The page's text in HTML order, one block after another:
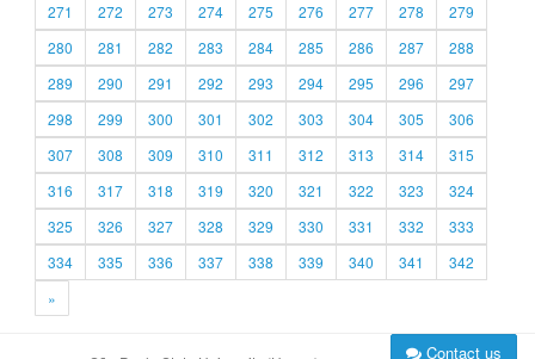
271
272 273 274 275 276 277 278
279
280
281 282 283 284 285 286 287
288
289
290 291 292 293 294 295 296
297
298
299 300 301 302 303 304 305
306
307
308 309 310 311 312 313 314
315
316
317 318 319 320 321 322 323
324
325
326 327 328 329 330 331 332
333
334
335 336 337 338 339 340 341
342
»
Contact us